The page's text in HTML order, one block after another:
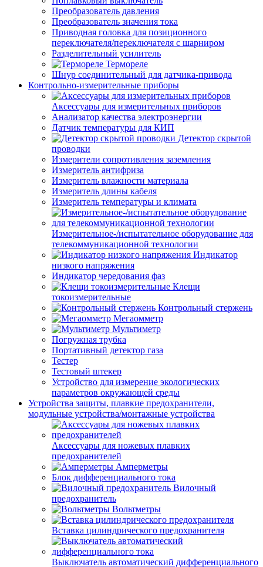
Преобразователь давления
Преобразователь значения тока
Приводная головка для позиционного
переключателя/переключателя с шарниром
Разделительный усилитель
Термореле
Шнур соединительный для датчика-привода
Контрольно-измерительные приборы
Аксессуары для измерительных приборов
Анализатор качества электроэнергии
Датчик температуры для КИП
Детектор скрытой
проводки
Измерители сопротивления заземления
Измеритель антифриза
Измеритель влажности материала
Измеритель длины кабеля
Измеритель температуры и климата
Измерительное-/испытательное оборудование для
телекоммуникационной технологии
Индикатор
низкого напряжения
Индикатор чередования фаз
Клещи
токоизмерительные
Контрольный стержень
Мегаомметр
Мультиметр
Погружная трубка
Портативный детектор газа
Тестер
Тестовый штекер
Устройство для измерение экологических
параметров окружающей среды
Устройства защиты, плавкие предохранители,
модульные устройства/монтажные устройства
Аксессуары для ножевых плавких
предохранителей
Амперметры
Блок дифференциального тока
Вилочный
предохранитель
Вольтметры
Вставка цилиндрического предохранителя
Выключатель автоматический дифференциального